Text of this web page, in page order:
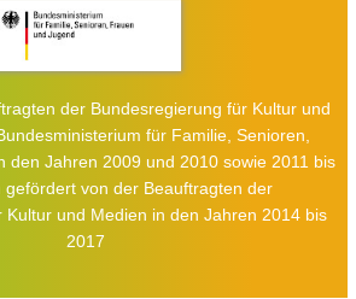
der Bundesregierung für Kultur und
für Familie, Senioren,
den Jahren 2009 und 2010 sowie 2011 bis
gefördert von der Beauftragten der
Kultur und Medien in den Jahren 2014 bis
2017